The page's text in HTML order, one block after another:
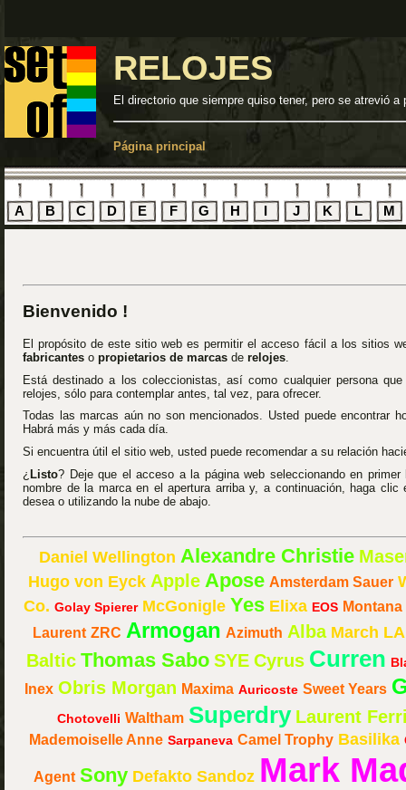
RELOJES
El directorio que siempre quiso tener, pero se atrevió a
Página principal
A B C D E F G H I J K L M
Bienvenido !
El propósito de este sitio web es permitir el acceso fácil a los sitios
fabricantes o propietarios de marcas de relojes.
Está destinado a los coleccionistas, así como cualquier persona
relojes, sólo para contemplar antes, tal vez, para ofrecer.
Todas las marcas aún no son mencionados. Usted puede encontrar
Habrá más y más cada día.
Si encuentra útil el sitio web, usted puede recomendar a su relación
¿ Listo? Deje que el acceso a la página web seleccionando en
nombre de la marca en el apertura arriba y, a continuación, haga clic
desea o utilizando la nube de abajo.
Daniel Wellington Alexandre Christie
Hugo von Eyck Apple Apose Amsterdam Sauer
Co. Golay Spierer McGonigle Yes Elixa EOS Montana
Laurent ZRC Armogan Azimuth Alba March
Baltic Thomas Sabo SYE Cyrus Curren
Inex Obris Morgan Maxima Auricoste Sweet Years
Chotovelli Waltham Superdry Laurent
Mademoiselle Anne Sarpaneva Camel Trophy Basilika
Agent Sony Defakto Sandoz Mark